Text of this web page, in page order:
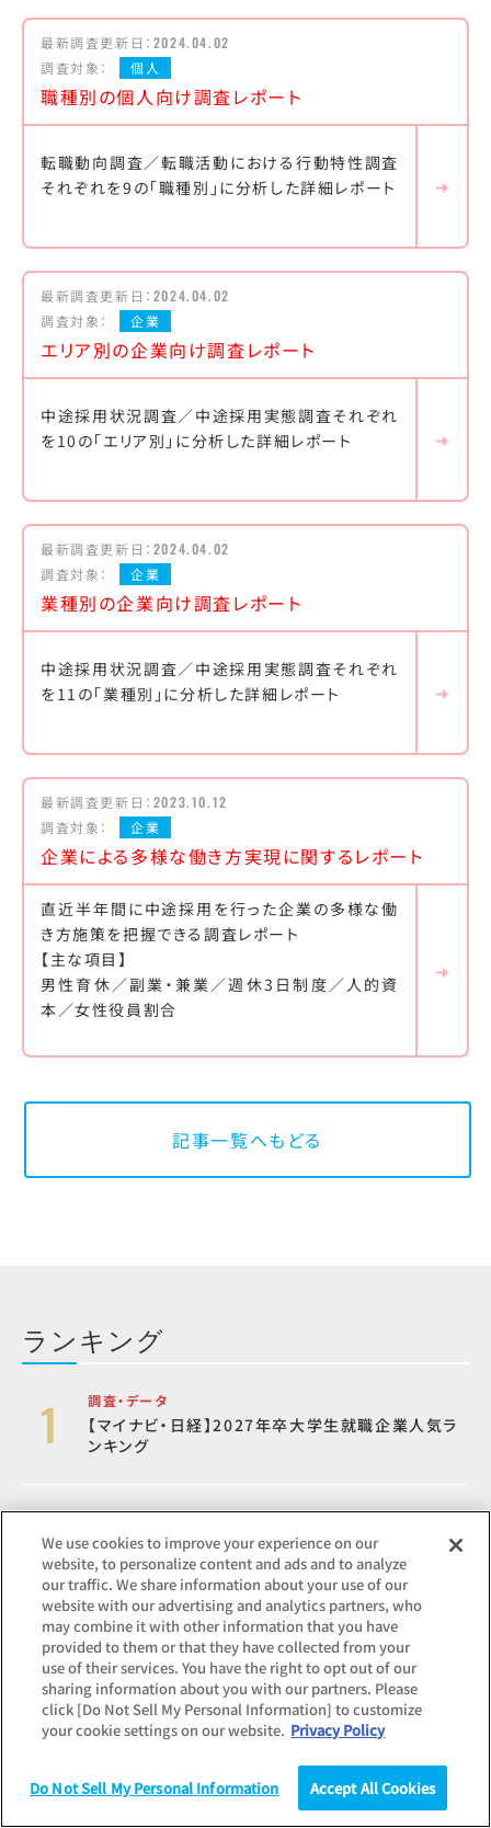
統計（データ） コラム
最新調査更新日： 2024.04.02
調査対象：
個人
職種別の個人向け調査レポート
転職動向調査／転職活動における行動特性調査
それぞれを9の「職種別」に分析した詳細レポート
最新調査更新日： 2024.04.02
調査対象：
企業
エリア別の企業向け調査レポート
中途採用状況調査／中途採用実態調査それぞれ
を10の「エリア別」に分析した詳細レポート
最新調査更新日： 2024.04.02
調査対象：
企業
業種別の企業向け調査レポート
中途採用状況調査／中途採用実態調査それぞれ
を11の「業種別」に分析した詳細レポート
最新調査更新日： 2023.10.12
調査対象：
企業
企業による多様な働き方実現に関するレポート
直近半年間に中途採用を行った企業の多様な働
き方施策を把握できる調査レポート
【主な項目】
男性育休／副業・兼業／週休3日制度／人的資
本／女性役員割合
記事一覧へもどる
ランキング
調査・データ
【マイナビ・日経】2027年卒大学生就職企業人気ラ
ンキング
PDCAサイクルとは？時代遅れや古いと思われる理
由、OODA（ウーダ）ループとの違いも
調査・データ
2027年卒 内定者意識調査
コラム
30代前後に訪れる「クォーターライフクライシス」の
乗り越え方
We use cookies to improve your experience on our
website, to personalize content and ads and to analyze
our traffic. We share information about your use of our
website with our advertising and analytics partners, who
may combine it with other information that you have
provided to them or that they have collected from your
use of their services. You have the right to opt out of our
sharing information about you with our partners. Please
click [Do Not Sell My Personal Information] to customize
your cookie settings on our website. Privacy Policy
Do Not Sell My Personal Information Accept All Cookies